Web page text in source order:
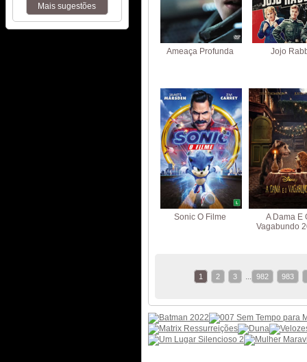
Mais sugestões
Ameaça Profunda Jojo
Sonic O Filme
A Dama E
Vagabundo
1 2 3 ... 982 983